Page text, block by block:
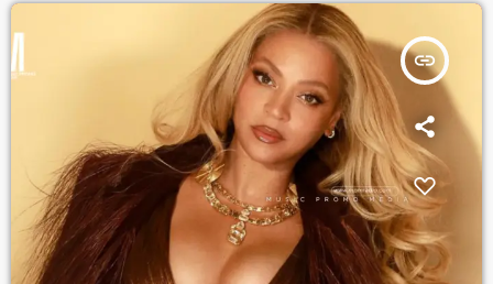
insert_link